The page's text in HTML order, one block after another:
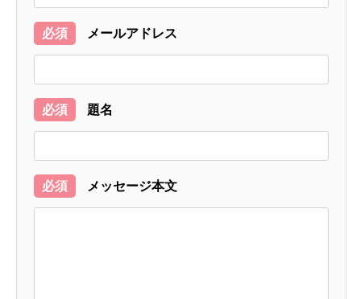
必須 メールアドレス
必須 題名
必須 メッセージ本文